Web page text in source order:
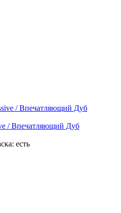
/ Впечатляющий Дуб
есть